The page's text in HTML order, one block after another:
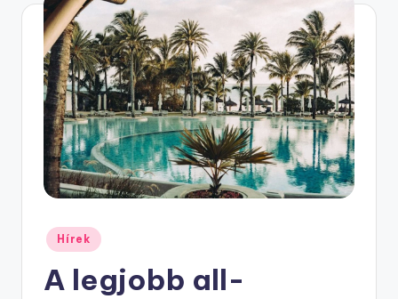
ti
s.
Posted
in
Hírek
A legjobb all-